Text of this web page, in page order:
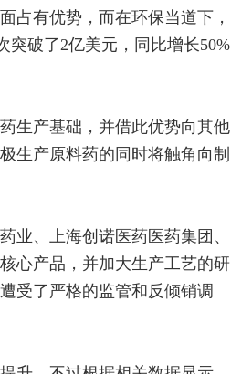
占有优势，而在环保当道下，
突破了2亿美元，同比增长50%
生产基础，并借此优势向其他
生产原料药的同时将触角向制
业、上海创诺医药医药集团、
心产品，并加大生产工艺的研
受了严格的监管和反倾销调